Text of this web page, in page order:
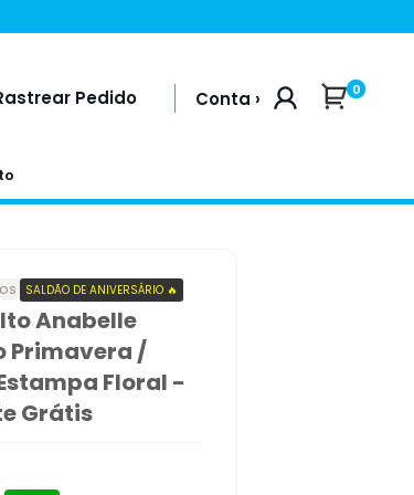
Pedido Conta › 0
SALDÃO DE ANIVERSÁRIO 🔥
Anabelle
Primavera /
Floral -
Grátis